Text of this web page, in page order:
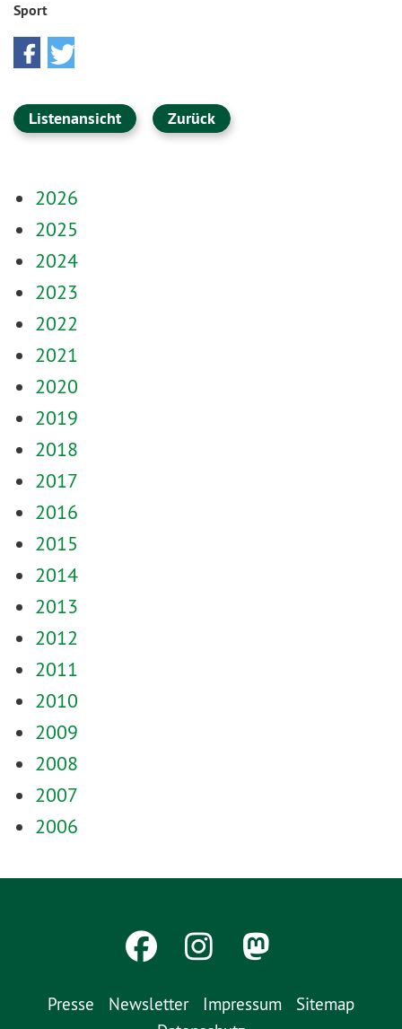
Sport
Listenansicht Zurück
2026
2025
2024
2023
2022
2021
2020
2019
2018
2017
2016
2015
2014
2013
2012
2011
2010
2009
2008
2007
2006
Presse Newsletter Impressum
Sitemap